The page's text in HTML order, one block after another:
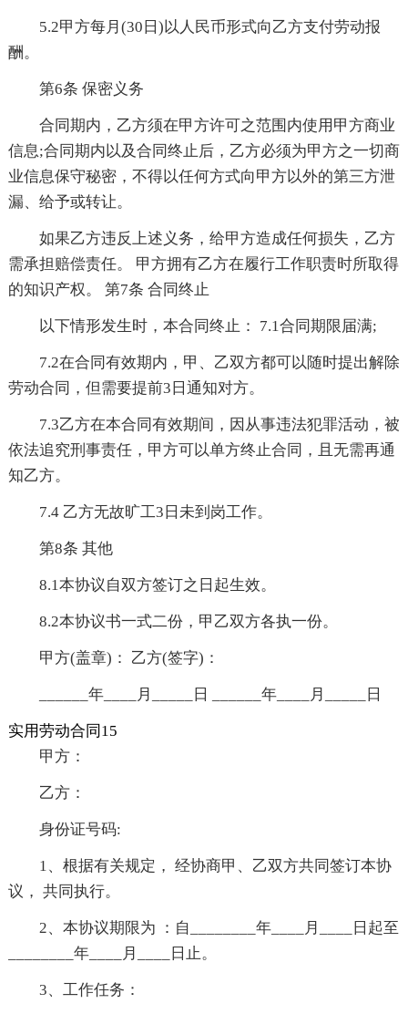
5.2甲方每月(30日)以人民币形式向乙方支付劳动报
酬。
第6条 保密义务
合同期内，乙方须在甲方许可之范围内使用甲方商业
信息;合同期内以及合同终止后，乙方必须为甲方之一切商
业信息保守秘密，不得以任何方式向甲方以外的第三方泄
漏、给予或转让。
如果乙方违反上述义务，给甲方造成任何损失，乙方
需承担赔偿责任。 甲方拥有乙方在履行工作职责时所取得
的知识产权。 第7条 合同终止
以下情形发生时，本合同终止： 7.1合同期限届满;
7.2在合同有效期内，甲、乙双方都可以随时提出解除
劳动合同，但需要提前3日通知对方。
7.3乙方在本合同有效期间，因从事违法犯罪活动，被
依法追究刑事责任，甲方可以单方终止合同，且无需再通
知乙方。
7.4 乙方无故旷工3日未到岗工作。
第8条 其他
8.1本协议自双方签订之日起生效。
8.2本协议书一式二份，甲乙双方各执一份。
甲方(盖章)： 乙方(签字)：
______年____月_____日 ______年____月_____日
实用劳动合同15
甲方：
乙方：
身份证号码:
1、根据有关规定， 经协商甲、乙双方共同签订本协
议， 共同执行。
2、本协议期限为 ：自________年____月____日起至
________年____月____日止。
3、工作任务：